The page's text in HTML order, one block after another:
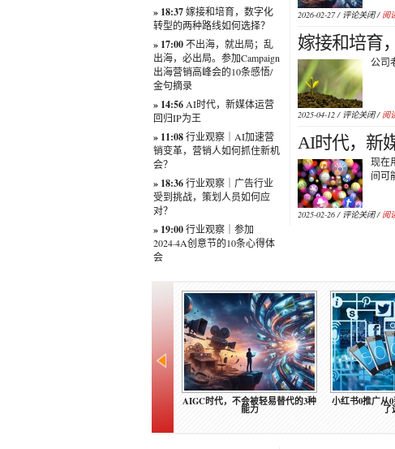
» 18:37嫁接和培育，数字化
转型的两种路线如何选择？
» 17:00不出海，就出局；乱
出海，必出局。参加Campaign
出海营销高峰会的10条感悟/
金句摘录
» 14:56 AI时代，新媒体运营
回归IP为王
» 11:08行业观察｜AI加速营
销变革，营销人如何抓住新机
会？
» 18:36行业观察｜广告行业
受到挑战，策划人员如何应
对？
» 19:00行业观察｜参加
2024·4A创意节的10条心得体
会
2026-02-27 / 评论关闭/ 阅
嫁接和培育
公司
2025-04-12 / 评论关闭/ 阅
AI时代，新
现在
间可
2025-02-26 / 评论关闭/ 阅
小红书0推广从0到万粉，主要是做 嫁接和培育，数字化转型的两
线如何选择？